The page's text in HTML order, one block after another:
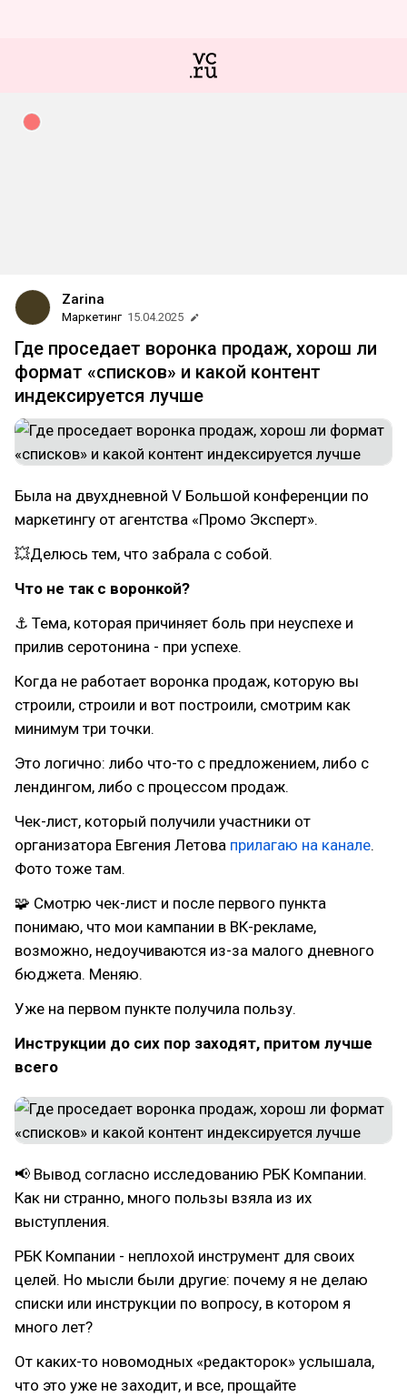
Zarina
Маркетинг 15.04.2025
Где проседает воронка продаж, хорош ли
формат «списков» и какой контент
индексируется лучше
Была на двухдневной V Большой конференции по
маркетингу от агентства «Промо Эксперт».
💥Делюсь тем, что забрала с собой.
Что не так с воронкой?
⚓ Тема, которая причиняет боль при неуспехе и
прилив серотонина - при успехе.
Когда не работает воронка продаж, которую вы
строили, строили и вот построили, смотрим как
минимум три точки.
Это логично: либо что-то с предложением, либо с
лендингом, либо с процессом продаж.
Чек-лист, который получили участники от
организатора Евгения Летова прилагаю на канале.
Фото тоже там.
🧩 Смотрю чек-лист и после первого пункта
понимаю, что мои кампании в ВК-рекламе,
возможно, недоучиваются из-за малого дневного
бюджета. Меняю.
Уже на первом пункте получила пользу.
Инструкции до сих пор заходят, притом лучше
всего
📢 Вывод согласно исследованию РБК Компании.
Как ни странно, много пользы взяла из их
выступления.
РБК Компании - неплохой инструмент для своих
целей. Но мысли были другие: почему я не делаю
списки или инструкции по вопросу, в котором я
много лет?
От каких-то новомодных «редакторок» услышала,
что это уже не заходит, и все, прощайте